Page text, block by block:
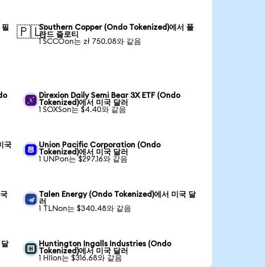
🇵🇱Southern Copper (Ondo Tokenized)에서 폴
란드 즐로티
1 SCCOon는 zł 750.08와 같음
Direxion Daily Semi Bear 3X ETF (Ondo
Tokenized)에서 미국 달러
1 SOXSon는 $4.40와 같음
국
Union Pacific Corporation (Ondo
Tokenized)에서 미국 달러
1 UNPon는 $297.16와 같음
Talen Energy (Ondo Tokenized)에서 미국 달
러
1 TLNon는 $340.48와 같음
Huntington Ingalls Industries (Ondo
Tokenized)에서 미국 달러
1 HIIon는 $316.68와 같음